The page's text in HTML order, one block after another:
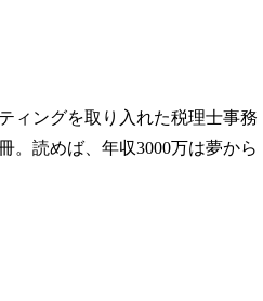
ィングを取り入れた税理士事務
。読めば、年収3000万は夢から